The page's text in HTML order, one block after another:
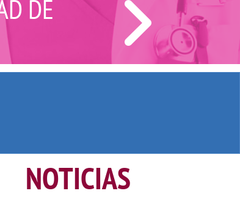
DE
NOTICIAS